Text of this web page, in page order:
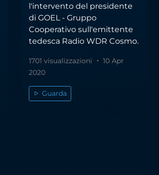
l'intervento del presidente
di GOEL - Gruppo
Cooperativo sull'emittente
tedesca Radio WDR Cosmo.
1701 visualizzazioni
10 Apr
2020
Guarda